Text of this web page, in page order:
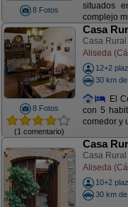
8 Fotos
situados
complejo
8 Fotos
(1 comentario)
Casa
Casa Rural
Aliseda
12+2
30 km
El
con 5
comedor y
Casa
Casa Rural
Aliseda
10+2
30 km